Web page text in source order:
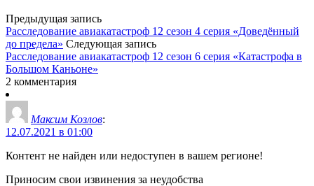
Предыдущая запись
Расследование авиакатастроф 12 сезон 4 серия «Доведённый
до предела» Следующая запись
Расследование авиакатастроф 12 сезон 6 серия «Катастрофа в
Большом Каньоне»
2 комментария
Максим Козлов:
12.07.2021 в 01:00
Контент не найден или недоступен в вашем регионе!
Приносим свои извинения за неудобства